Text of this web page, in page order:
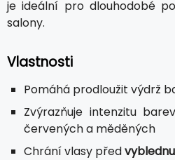
je ideální pro dlouhodobé
salony.
Vlastnosti
Pomáhá prodloužit výdrž
Zvýrazňuje intenzitu
červených a měděných
Chrání vlasy před